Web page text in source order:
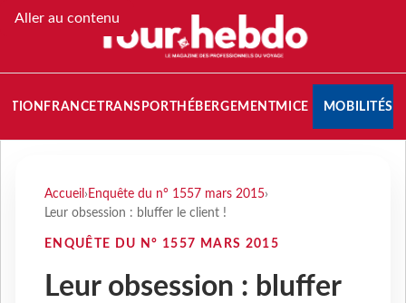
Aller au contenu
FRANCETRANSPORT HÉBERGEMENTMICE MOBILITÉS
Accueil › Enquête du n° 1557 mars 2015›
Leur obsession : bluffer le client !
ENQUÊTE DU N° 1557 MARS 2015
Leur obsession : bluffer